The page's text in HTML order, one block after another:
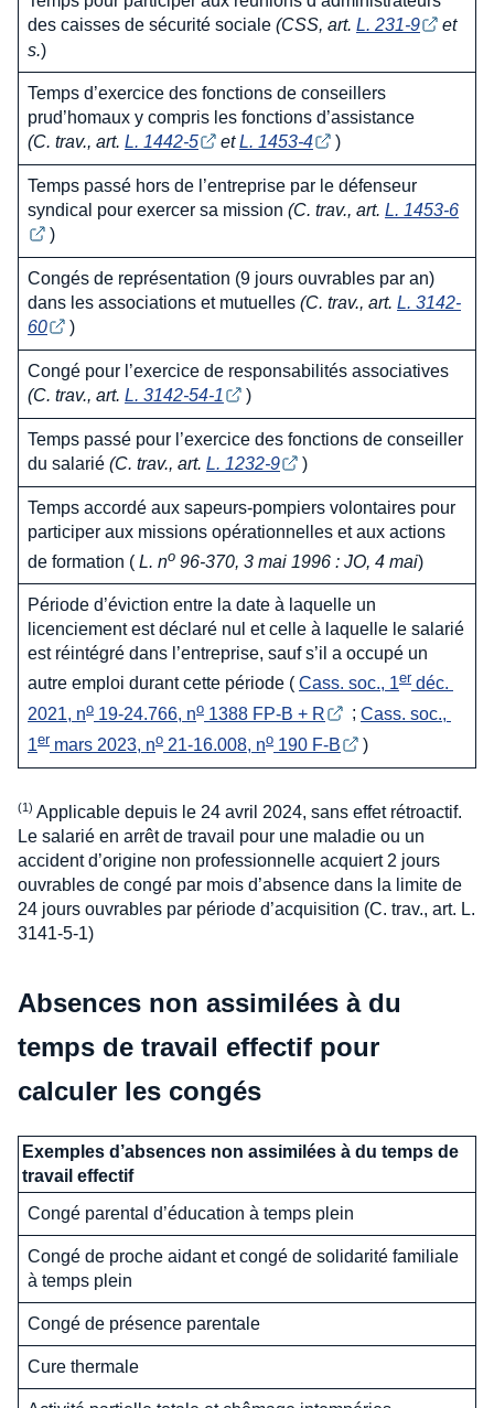
des caisses de sécurité sociale (CSS, art. L. 231-9
et
s.)
Temps d’exercice des fonctions de conseillers
prud’homaux y compris les fonctions d’assistance
(C. trav., art. L. 1442-5 etL. 1453-4 )
Temps passé hors de l’entreprise par le défenseur
syndical pour exercer sa mission (C. trav., art. L. 1453-6
)
Congés de représentation (9 jours ouvrables par an)
dans les associations et mutuelles (C. trav., art. L. 3142-
60
)
Congé pour l’exercice de responsabilités associatives
(C. trav., art. L. 3142-54-1 )
Temps passé pour l’exercice des fonctions de conseiller
du salarié (C. trav., art. L. 1232-9 )
Temps accordé aux sapeurs-pompiers volontaires pour
participer aux missions opérationnelles et aux actions
de formation ( L. no 96-370, 3 mai 1996 : JO, 4 mai)
Période d’éviction entre la date à laquelle un
licenciement est déclaré nul et celle à laquelle le salarié
est réintégré dans l’entreprise, sauf s’il a occupé un
autre emploi durant cette période ( Cass. soc., 1er déc.
2021, no 19-24.766, no 1388 FP-B + R ; Cass. soc.,
1er mars 2023, no 21-16.008, no 190 F-B )
Applicable depuis le 24 avril 2024, sans effet rétroactif.
Le salarié en arrêt de travail pour une maladie ou un
accident d’origine non professionnelle acquiert 2 jours
ouvrables de congé par mois d’absence dans la limite de
24 jours ouvrables par période d’acquisition (C. trav., art. L.
3141-5-1)
Absences non assimilées à du
temps de travail effectif pour
calculer les congés
Exemples d’absences non assimilées à du temps de
travail effectif
Congé parental d’éducation à temps plein
Congé de proche aidant et congé de solidarité familiale
à temps plein
Congé de présence parentale
Cure thermale